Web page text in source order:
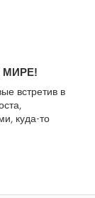
МИРЕ!
встретив в
куда-то